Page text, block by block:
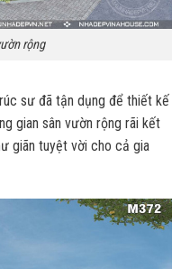
rộng
sư đã tận dụng để thiết kế
gian sân vườn rộng rãi kết
giãn tuyệt vời cho cả gia